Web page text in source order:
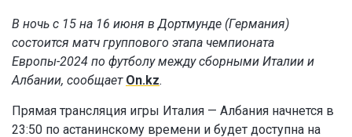
В ночь с 15 на 16 июня в Дортмунде (Германия)
состоится матч группового этапа чемпионата
Европы-2024 по футболу между сборными Италии и
Албании, сообщает On.kz.
Прямая трансляция игры Италия — Албания начнется в
23:50 по астанинскому времени и будет доступна на